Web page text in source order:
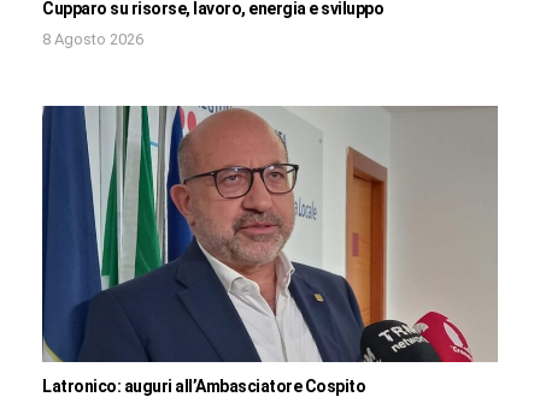
Cupparo su risorse, lavoro, energia e sviluppo
8 Agosto 2026
Latronico: auguri all’Ambasciatore Cospito